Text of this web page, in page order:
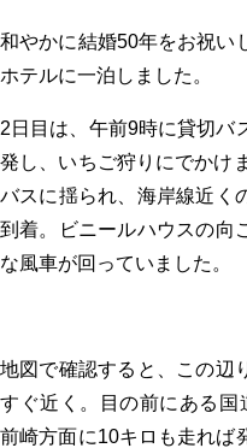
和やかに結婚50年をお祝い
ホテルに一泊しました。
2日目は、午前9時に貸切バ
発し、いちご狩りにでかけ
バスに揺られ、海岸線近く
到着。ビニールハウスの向
な風車が回っていました。
地図で確認すると、この辺
すぐ近く。目の前にある国
前崎方面に10キロも走れば